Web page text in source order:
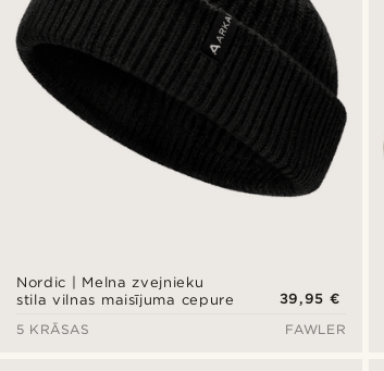
Nordic | Melna zvejnieku
stila vilnas maisījuma cepure
39,95 €
5 KRĀSAS
FAWLER